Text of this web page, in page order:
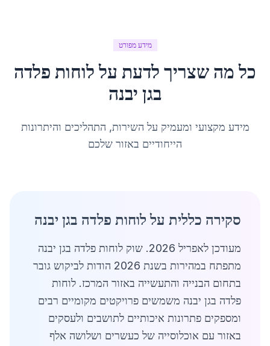
מידע מפורט
כל מה שצריך לדעת עללוחות פלדה
בגן יבנה
מידע מקצועי ומעמיק על השירות, התהליכים והיתרונות
הייחודיים באזור שלכם
סקירה כללית על לוחות פלדה בגן יבנה
מעודכן לאפריל 2026. שוק לוחות פלדה בגן יבנה
מתפתח במהירות בשנת 2026 הודות לביקוש גובר
בתחום הבנייה והתעשייה באזור המרכז. לוחות
פלדה בגן יבנה משמשים פרויקטים מקומיים רבים
ומספקים פתרונות איכותיים לתושבים ולעסקים
באזור עם אוכלוסייה של כעשרים ושלושה אלף